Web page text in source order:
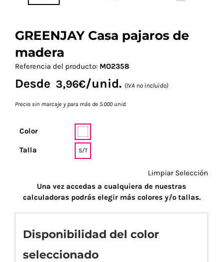
GREENJAY Casa pajaros de
madera
Referencia del producto: MO2358
Desde 3,96€/unid. (IVA no incluido)
Precio sin marcaje y para más de 5.000 unid.
Color
Talla S/T
Limpiar Selección
Una vez accedas a cualquiera de nuestras
calculadoras podrás elegir más colores y/o tallas.
Disponibilidad del color
seleccionado